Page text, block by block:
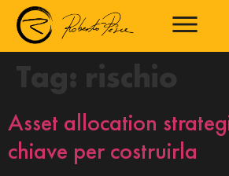
Tag: rischio
Asset allocation
chiave per costruirla